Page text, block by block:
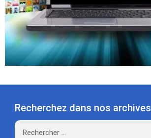
Recherchez dans nos archives
Rechercher